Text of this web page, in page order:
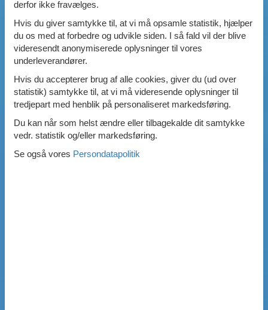
derfor ikke fravælges.
Hvis du giver samtykke til, at vi må opsamle statistik, hjælper
du os med at forbedre og udvikle siden. I så fald vil der blive
videresendt anonymiserede oplysninger til vores
underleverandører.
Hvis du accepterer brug af alle cookies, giver du (ud over
statistik) samtykke til, at vi må videresende oplysninger til
tredjepart med henblik på personaliseret markedsføring.
Du kan når som helst ændre eller tilbagekalde dit samtykke
vedr. statistik og/eller markedsføring.
Se også vores Persondatapolitik